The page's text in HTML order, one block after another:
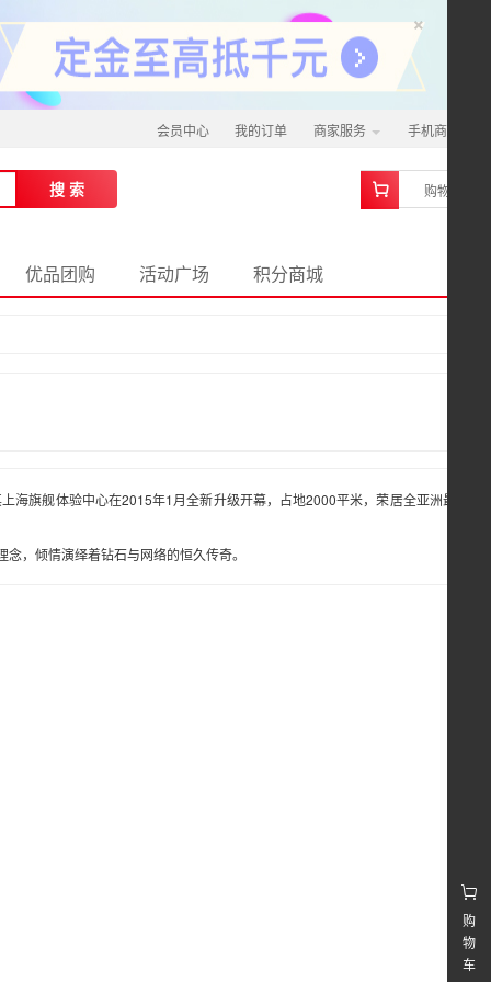
×
会员中心 我的订单 商家服务 手机商城
搜 索 购物车
优品团购 活动广场 积分商城
购
物
车
旗舰体验中心在2015年1月全新升级开幕，占地2000平米，荣居全亚洲最大
，倾情演绎着钻石与网络的恒久传奇。